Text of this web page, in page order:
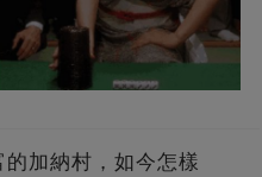
加納村，如今怎樣